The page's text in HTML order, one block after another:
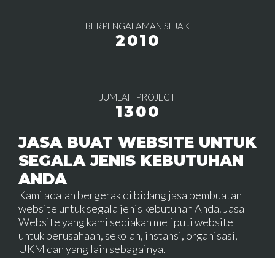
BERPENGALAMAN SEJAK
2010
JUMLAH PROJECT
1300
JASA BUAT WEBSITE UNTUK
SEGALA JENIS KEBUTUHAN
ANDA
Kami adalah bergerak di bidang jasa pembuatan
website untuk segala jenis kebutuhan Anda. Jasa
Website yang kami sediakan meliputi website
untuk perusahaan, sekolah, instansi, organisasi,
UKM dan yang lain sebagainya.